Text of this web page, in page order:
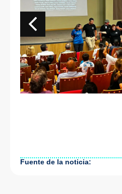
Fuente de la noticia: